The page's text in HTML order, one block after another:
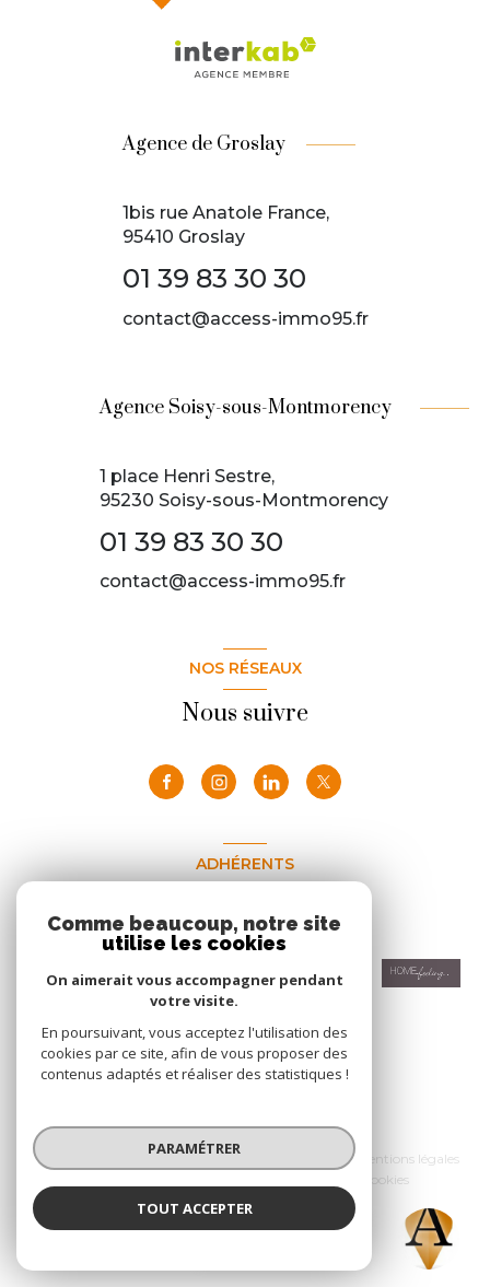
ACCESS Immobilier
Agence de Groslay
1bis rue Anatole France,
95410 Groslay
01 39 83 30 30
contact@access-immo95.fr
Agence Soisy-sous-Montmorency
1 place Henri Sestre,
95230 Soisy-sous-Montmorency
01 39 83 30 30
contact@access-immo95.fr
NOS RÉSEAUX
Nous suivre
ADHÉRENTS
Nous adhérons
© 2026 | Tous droits réservés
Nos honoraires
Nos partenaires
Mentions légales
Cookies
Comme beaucoup, notre site
utilise les cookies
On aimerait vous accompagner pendant
votre visite.
En poursuivant, vous acceptez l'utilisation des
cookies par ce site, afin de vous proposer des
contenus adaptés et réaliser des statistiques !
PARAMÉTRER
TOUT ACCEPTER